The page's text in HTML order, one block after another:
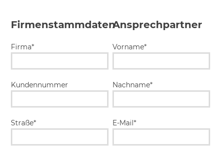
Firmenstammdaten
Firma*
Kundennummer
Straße*
Ansprechpartner
Vorname*
Nachname*
E-Mail*